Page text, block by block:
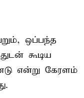
ஒப்பந்த
கூடிய
என்று கேரளம்